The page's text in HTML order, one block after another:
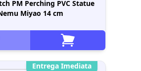
PM Perching PVC Statue
Miyao 14 cm
Entrega Imediata